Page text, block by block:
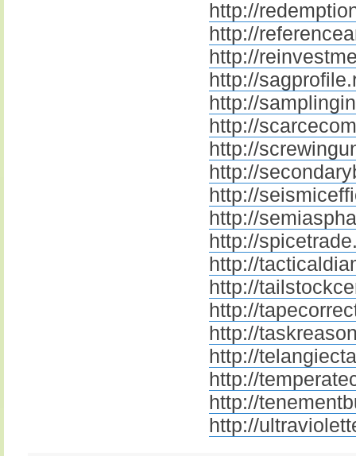
http://
http://
http://
http://
http://
http://
http://
http://
http://
http://
http://
http://
http://
http://
http://
http://
http://
http://
http://